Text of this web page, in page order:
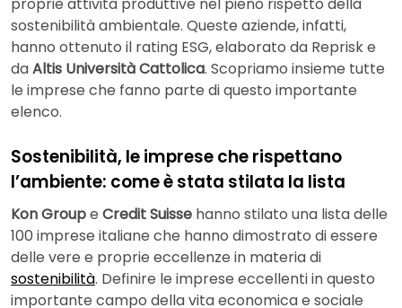
proprie attività produttive nel pieno rispetto della
sostenibilità ambientale. Queste aziende, infatti,
hanno ottenuto il rating ESG, elaborato da Reprisk e
daAltis Università Cattolica. Scopriamo insieme tutte
le imprese che fanno parte di questo importante
elenco.
Sostenibilità, le imprese che rispettano
l’ambiente: come è stata stilata la lista
Kon Groupe Credit Suisse hanno stilato una lista delle
100 imprese italiane che hanno dimostrato di essere
delle vere e proprie eccellenze in materia di
sostenibilità. Definire le imprese eccellenti in questo
importante campo della vita economica e sociale